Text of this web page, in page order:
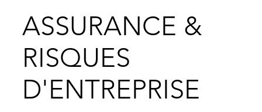
ASSURANCE &
RISQUES
D'ENTREPRISE